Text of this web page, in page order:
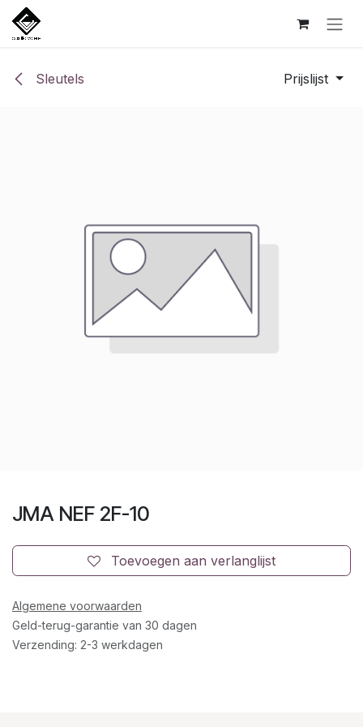
Overslaan naar inhoud
Sleutels Prijslijst
JMA NEF 2F-10
Toevoegen aan verlanglijst
Algemene voorwaarden
Geld-terug-garantie van 30 dagen
Verzending: 2-3 werkdagen